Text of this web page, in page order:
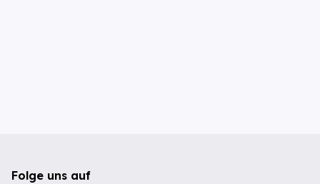
Folge uns auf